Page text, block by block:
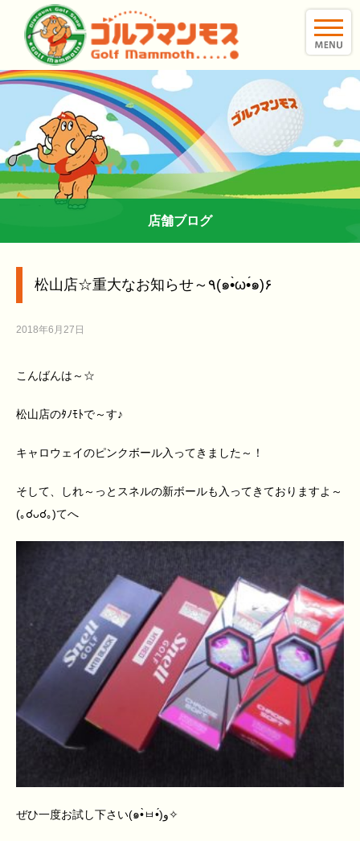
店舗ブログ
松山店☆重大なお知らせ～٩(๑•̀ω•́๑)۶
2018年6月27日
こんばんは～☆
松山店のﾀﾉﾓﾄで～す♪
キャロウェイのピンクボール入ってきました～！
そして、しれ～っとスネルの新ボールも入ってきておりますよ～
(｡☌ᴗ☌｡)てへ
ぜひ一度お試し下さい(๑•̀ㅂ•́)و✧